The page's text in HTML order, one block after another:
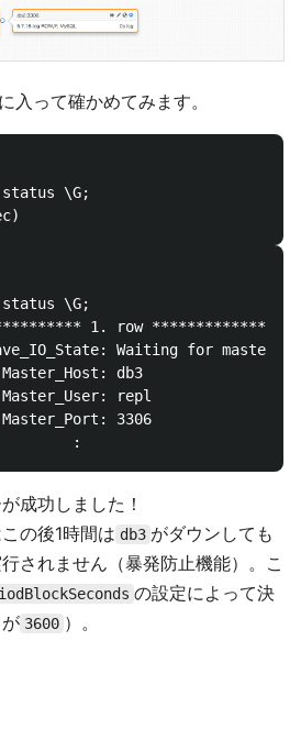
入って確かめてみます。
status \G;
status \G;
1. row
Waiting for master
db3
repl
3306
成功しました！
の後1時間は db3 がダウンしても
されません（暴発防止機能）。こ
の設定によって決
3600 ）。